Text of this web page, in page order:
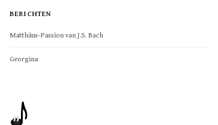
BERICHTEN
Matthäus-Passion van J.S. Bach
Georgina